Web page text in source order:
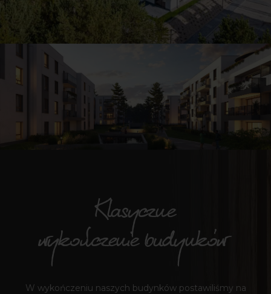
Klasyczne
wykończenie budynków
W wykończeniu naszych budynków postawiliśmy na